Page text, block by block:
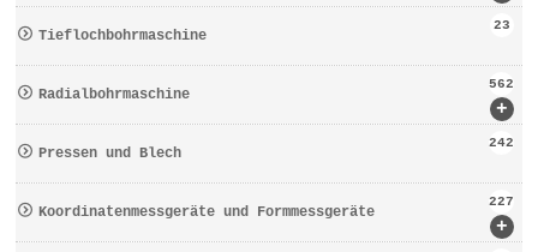
Tieflochbohrmaschine
23
+
Radialbohrmaschine
562
Pressen und Blech
242
+
Koordinatenmessgeräte und Formmessgeräte
227